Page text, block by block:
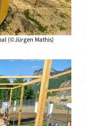
(©Jürgen Mathis)